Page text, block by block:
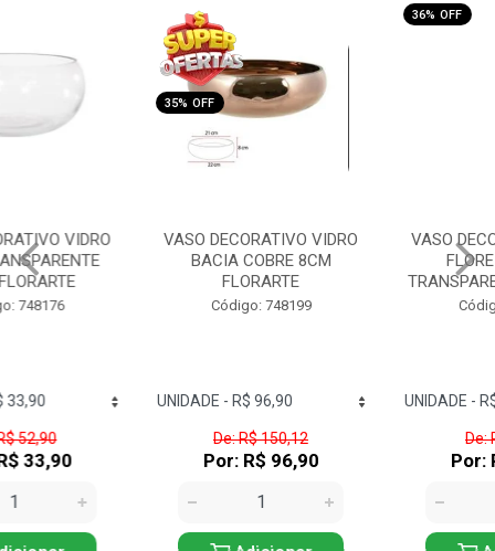
35% OFF
VASO DECORATIVO VIDRO
BACIA COBRE 8CM
Por: R$ 96,90
36% OFF
VASO DECORATIVO VIDRO
FLOREIRA HAITY
TRANSPARENTE FLORARTE
Por: R$ 19,90